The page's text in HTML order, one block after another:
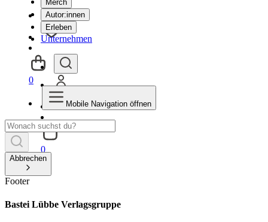
Merch
Autor:innen
Erleben
Unternehmen
0
0
Mobile Navigation öffnen
Abbrechen
Footer
Bastei Lübbe Verlagsgruppe